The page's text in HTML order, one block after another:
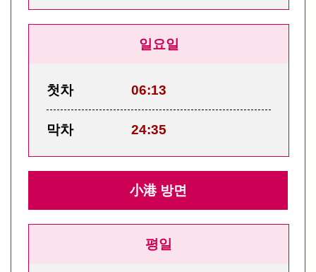
일요일
첫차 06:13
막차 24:35
小港 방면
평일